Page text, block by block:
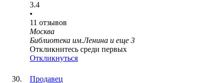
3.4
•
11 отзывов
Москва
Библиотека им.Ленина и еще 3
Откликнитесь среди первых
Откликнуться
Продавец